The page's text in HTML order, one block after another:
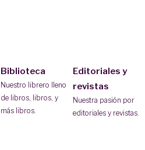
Biblioteca
Nuestro librero lleno
de libros, libros, y
más libros.
Editoriales y
revistas
Nuestra pasión por
editoriales y revistas.